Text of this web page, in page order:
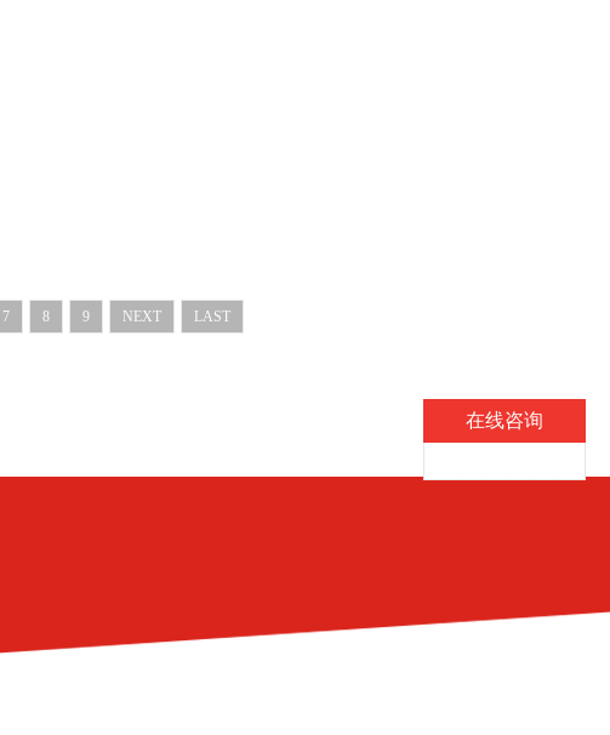
7 8 9 NEXT LAST
在线咨询